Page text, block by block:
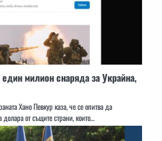
милион снаряда за Украйна,
Хано Певкур каза, че се опитва да
от същите страни, които…